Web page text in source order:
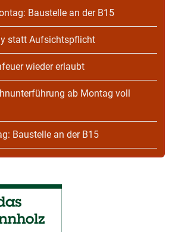
Baustelle an der B15
statt Aufsichtspflicht
wieder erlaubt
ab Montag voll
Baustelle an der B15